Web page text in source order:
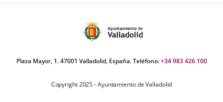
Plaza Mayor, 1. 47001 Valladolid, España. Teléfono:+34 983 426 100
Copyright 2025 - Ayuntamiento de Valladolid